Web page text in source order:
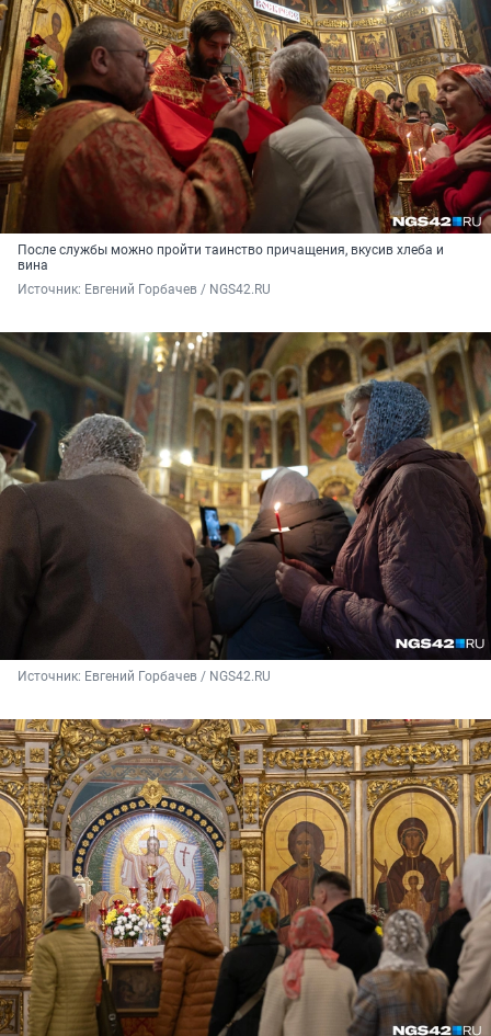
После службы можно пройти таинство причащения, вкусив хлеба и
вина
Источник: Евгений Горбачев / NGS42.RU
Источник: Евгений Горбачев / NGS42.RU